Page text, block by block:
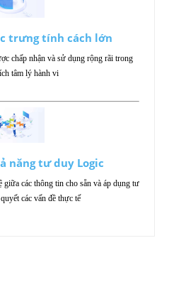
trưng tính cách lớn
chấp nhận và sử dụng rộng rãi trong
tâm lý hành vi
năng tư duy Logic
các thông tin cho sẵn và áp dụng tư
các vấn đề thực tế